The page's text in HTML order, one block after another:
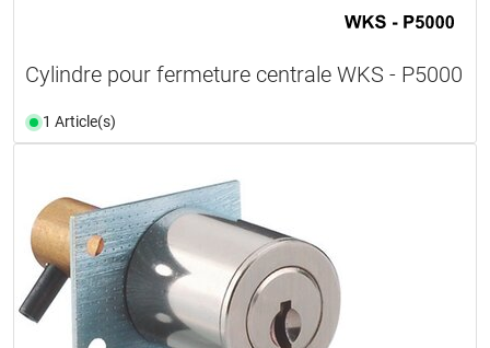
Cylindre pour fermeture centrale WKS - P5000
1 Article(s)